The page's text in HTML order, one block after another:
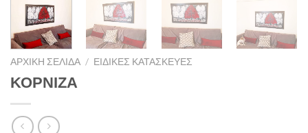
ΑΡΧΙΚΉ ΣΕΛΊΔΑ / ΕΙΔΙΚΈΣ ΚΑΤΑΣΚΕΥΈΣ
ΚΟΡΝΙΖΑ